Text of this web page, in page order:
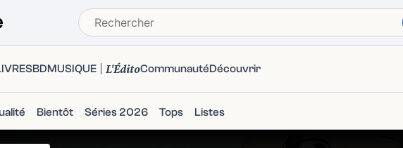
BDMUSIQUE L'ÉditoCommunautéDécouvrir
Bientôt Séries 2026 Tops Listes